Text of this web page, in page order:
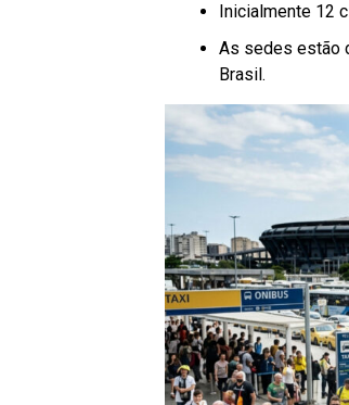
Inicialmente 12
As sedes estão
Brasil.